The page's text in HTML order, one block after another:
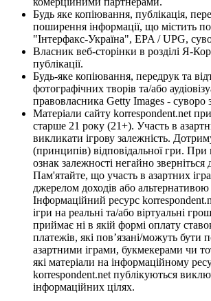
Будь яке копіювання, публікація,
поширення інформації, що містить
"Інтерфакс-Україна", EPA / UPG,
Власник веб-сторінки в розділі Я-
публікації.
Будь-яке копіювання, передрук та
фотографічних творів та/або
правовласника Getty Images - суворо
Матеріали сайту korrespondent.net
старше 21 року (21+). Участь в
викликати ігрову залежність.
(принципів) відповідальної гри.
ознак залежності негайно зверніться
Пам'ятайте, що участь в азартних
джерелом доходів або альтернативою
Інформаційний ресурс
ігри на реальні та/або віртуальні
приймає ні в якій формі оплату
платежів, які пов’язані/можуть бути
азартними іграми, букмекерами чи
які матеріали на інформаційному
korrespondent.net публікуються
інформаційних цілях.